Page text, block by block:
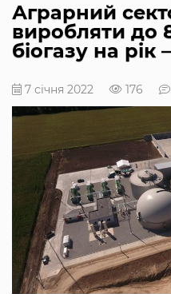
Аграрний
виробляти до
біогазу на рік
7 січня 2022 176